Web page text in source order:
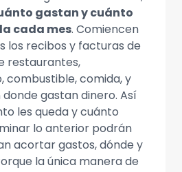
gastan y cuánto
cada mes. Comiencen
los recibos y facturas de
restaurantes,
combustible, comida, y
gastan dinero. Así
les queda y cuánto
lo anterior podrán
acortar gastos, dónde y
la única manera de